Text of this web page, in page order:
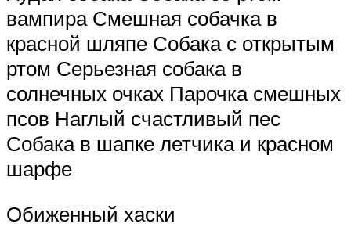
вампира Смешная собачка в
красной шляпе Собака с открытым
ртом Серьезная собака в
солнечных очках Парочка смешных
псов Наглый счастливый пес
Собака в шапке летчика и красном
шарфе
Обиженный хаски